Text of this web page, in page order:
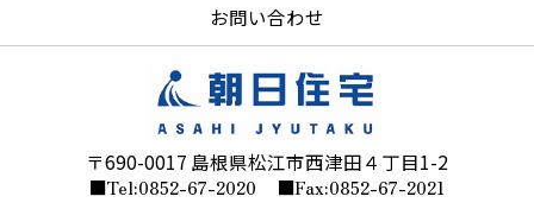
お問い合わせ
〒690-0017 島根県松江市西津田４丁目1-2
■Tel:0852-67-2020 ■Fax:0852-67-2021